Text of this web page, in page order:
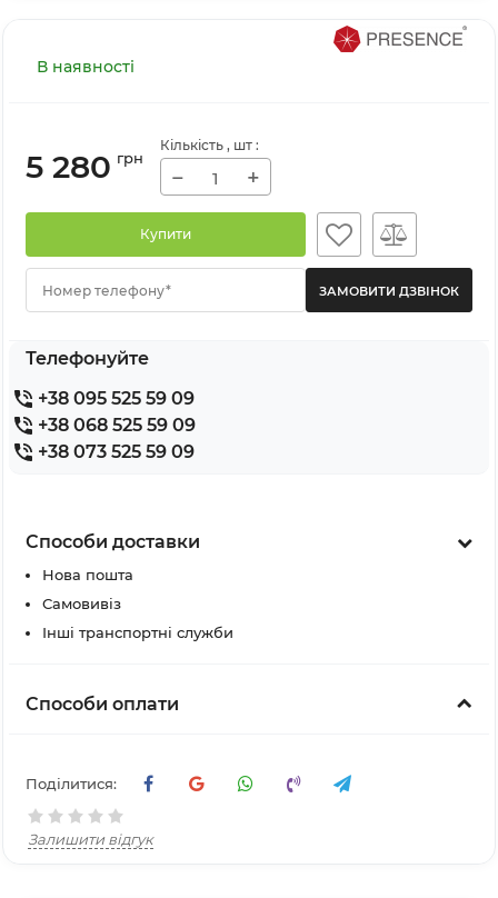
В наявності
5 280 грн
Кількість , шт :
− +
Купити
Номер телефону*
Телефонуйте
+38 095 525 59 09
+38 068 525 59 09
+38 073 525 59 09
Способи доставки
Нова пошта
Самовивіз
Інші транспортні служби
Способи оплати
Поділитися:
Залишити відгук